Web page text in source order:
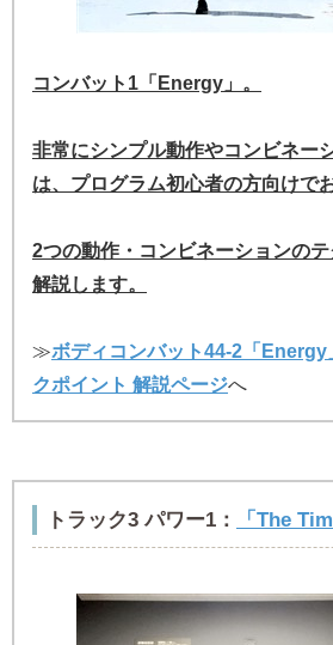
コンバット1「Energy」。
非常にシンプル動作やコンビネー
は、プログラム初心者の方向けで
2つの動作・コンビネーションの
解説します。
≫ボディコンバット44-2「Energy
クポイント 解説ページへ
トラック3 パワー1： 「The